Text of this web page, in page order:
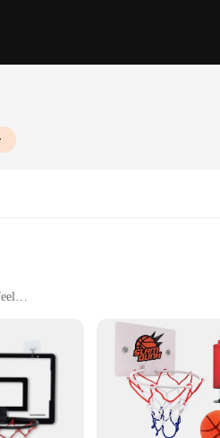
to hone their skills in the
design not only looks